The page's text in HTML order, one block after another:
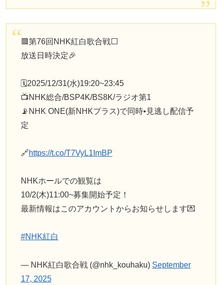
🟥第76回NHK紅白歌合戦⬜️
放送日時決定🎉
🗓️2025/12/31(水)19:20~23:45
📺NHK総合/BSP4K/BS8K/ラジオ第1
📡NHK ONE(新NHKプラス)で同時•見逃し配信予
定
🔗https://t.co/T7VyL1ImBP
NHKホールでの観覧は
10/2(木)11:00~募集開始予定！
最新情報はこのアカウントからお知らせします💌
#NHK紅白
— NHK紅白歌合戦 (@nhk_kouhaku) September
17, 2025